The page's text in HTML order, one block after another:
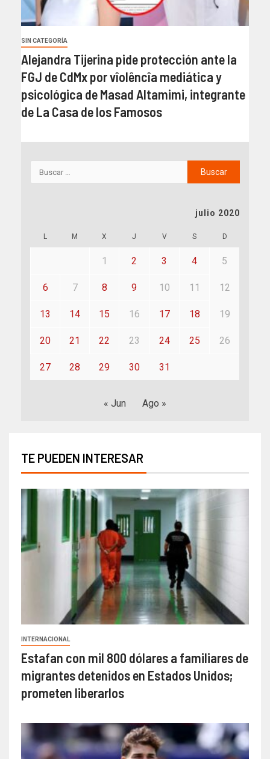
SIN CATEGORÍA
Alejandra Tijerina pide protección ante la
FGJ de CdMx por vîolêncîa mediática y
psicológica de Masad Altamimi, integrante
de La Casa de los Famosos
julio 2020
L M X J V S D
1 2 3 4 5
6 7 8 9 10 11 12
13 14 15 16 17 18 19
20 21 22 23 24 25 26
27 28 29 30 31
« Jun Ago »
TE PUEDEN INTERESAR
INTERNACIONAL
Estafan con mil 800 dólares a familiares de
migrantes detenidos en Estados Unidos;
prometen liberarlos